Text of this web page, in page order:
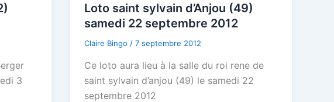
3
Loto saint sylvain d’Anjou (49)
samedi 22 septembre 2012
Claire Bingo /7 septembre 2012
Ce loto aura lieu à la salle du roi rene de
saint sylvain d’anjou (49) le samedi 22
septembre 2012